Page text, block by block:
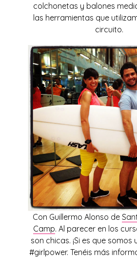
colchonetas y balones
las herramientas que
circuito.
Con Guillermo Alonso de
Camp. Al parecer en los
son chicas. ¡Si es que somos
#girlpower. Tenéis más